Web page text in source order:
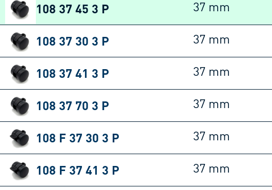
108 37 45 3 P 37 mm
108 37 30 3 P 37 mm
108 37 41 3 P 37 mm
108 37 70 3 P 37 mm
108 F 37 30 3 P 37 mm
108 F 37 41 3 P 37 mm